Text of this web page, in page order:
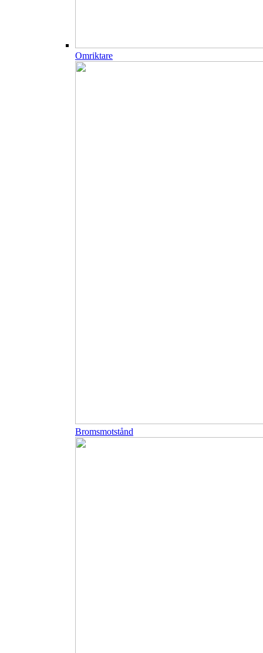
Omriktare
Bromsmotstånd